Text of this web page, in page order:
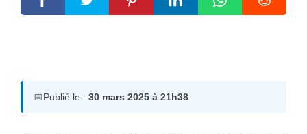
📅Publié le : 30 mars 2025 à 21h38